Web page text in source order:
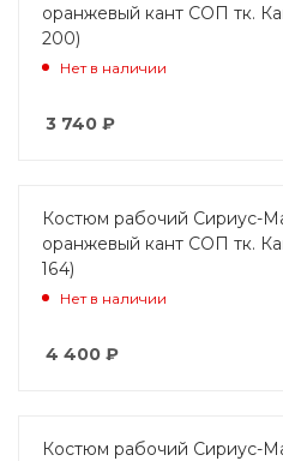
оранжевый кант СОП тк.
200)
Нет в наличии
3 740 ₽
Костюм рабочий Сириус-
оранжевый кант СОП тк.
164)
Нет в наличии
4 400 ₽
Костюм рабочий Сириус-